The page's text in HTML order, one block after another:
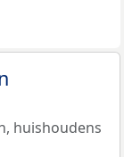
huishoudens